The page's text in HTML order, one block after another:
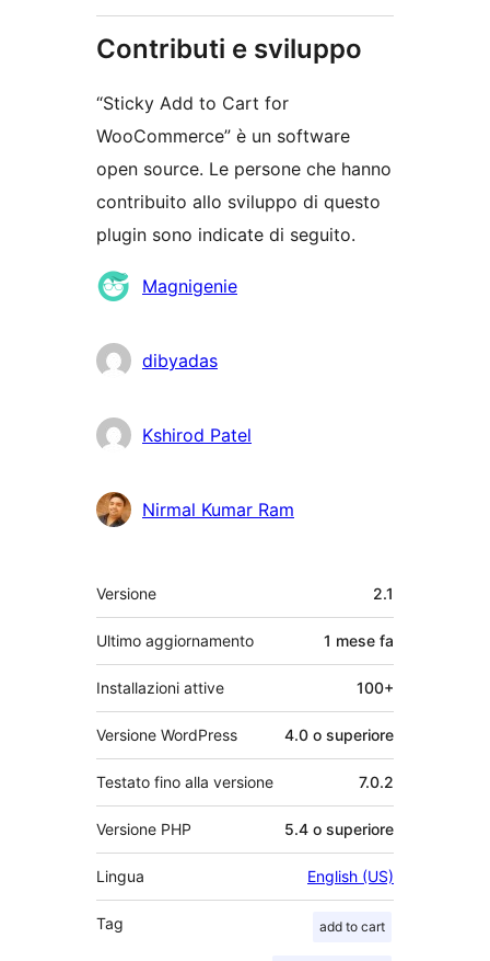
Contributi e sviluppo
“Sticky Add to Cart for
WooCommerce” è un software
open source. Le persone che hanno
contribuito allo sviluppo di questo
plugin sono indicate di seguito.
Collaboratori
Magnigenie
dibyadas
Kshirod Patel
Nirmal Kumar Ram
Meta
Versione 2.1
Ultimo aggiornamento 1 mese fa
Installazioni attive 100+
Versione WordPress 4.0 o superiore
Testato fino alla versione 7.0.2
Versione PHP 5.4 o superiore
Lingua English (US)
Tag add to cart